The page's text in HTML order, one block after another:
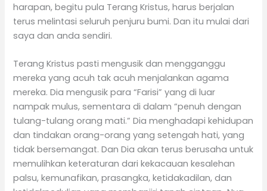
harapan, begitu pula Terang Kristus, harus berjalan
terus melintasi seluruh penjuru bumi. Dan itu mulai dari
saya dan anda sendiri.
Terang Kristus pasti mengusik dan mengganggu
mereka yang acuh tak acuh menjalankan agama
mereka. Dia mengusik para “Farisi” yang di luar
nampak mulus, sementara di dalam “penuh dengan
tulang-tulang orang mati.” Dia menghadapi kehidupan
dan tindakan orang-orang yang setengah hati, yang
tidak bersemangat. Dan Dia akan terus berusaha untuk
memulihkan keteraturan dari kekacauan kesalehan
palsu, kemunafikan, prasangka, ketidakadilan, dan